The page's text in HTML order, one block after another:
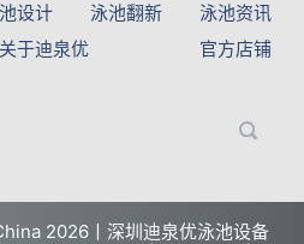
设计 泳池翻新
泳池资讯
关于迪泉优 官方店铺
2026丨深圳迪泉优泳池设备